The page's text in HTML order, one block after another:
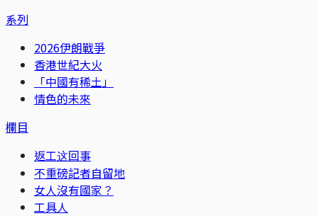
系列
2026伊朗戰爭
香港世紀大火
「中國有稀土」
情色的未來
欄目
返工这回事
不重磅記者自留地
女人沒有國家？
工具人